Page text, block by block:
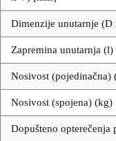
Dimenzije unutarnje
Zapremina unutarnja (l)
Nosivost (pojedinačna)
Nosivost (spojena) (kg)
Dopušteno opterečenja